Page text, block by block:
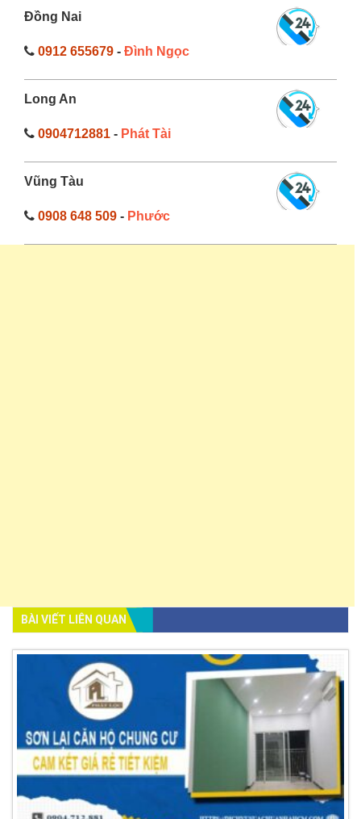
Đồng Nai
0912 655679 - Đình Ngọc
Long An
0904712881 - Phát Tài
Vũng Tàu
0908 648 509 - Phước
BÀI VIẾT LIÊN QUAN